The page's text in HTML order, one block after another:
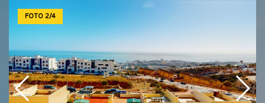
FOTO 2/4